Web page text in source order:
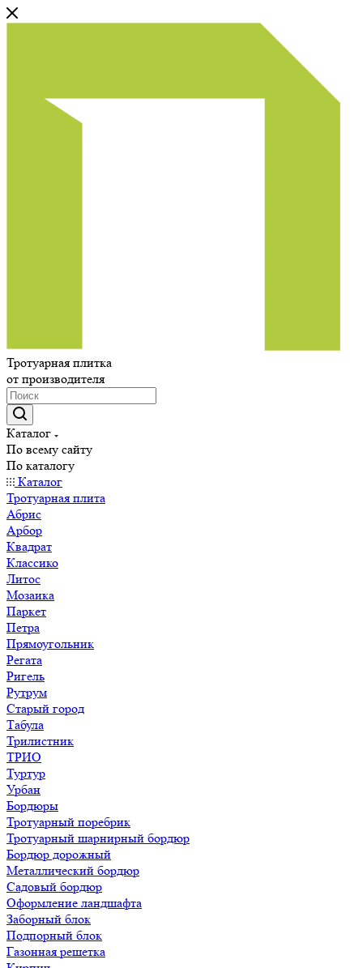
Тротуарная плитка
от производителя
Каталог
По всему сайту
По каталогу
Каталог
Тротуарная плита
Абрис
Арбор
Квадрат
Классико
Литос
Мозаика
Паркет
Петра
Прямоугольник
Регата
Ригель
Рутрум
Старый город
Табула
Трилистник
ТРИО
Туртур
Урбан
Бордюры
Тротуарный поребрик
Тротуарный шарнирный бордюр
Бордюр дорожный
Металлический бордюр
Садовый бордюр
Оформление ландшафта
Заборный блок
Подпорный блок
Газонная решетка